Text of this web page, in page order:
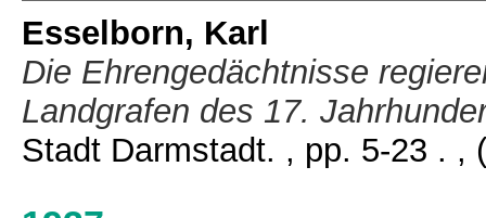
Esselborn, Karl
Die Ehrengedächtnisse
Landgrafen des 17.
Stadt Darmstadt. , pp. 5-23 . ,